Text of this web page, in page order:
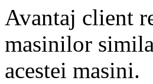
Avantaj client
masinilor
acestei masini.